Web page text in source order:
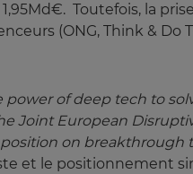
Toutefois, la
(ONG, Think & Do
power of deep tech to
Joint European
position on breakthrough
et le positionnement